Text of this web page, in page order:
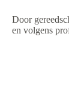
Door
en volgens